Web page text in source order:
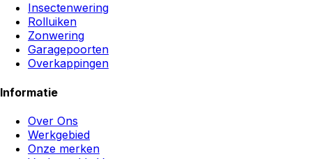
Insectenwering
Rolluiken
Zonwering
Garagepoorten
Overkappingen
Informatie
Over Ons
Werkgebied
Onze merken